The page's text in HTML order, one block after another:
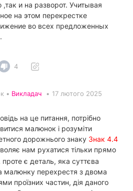
и на разворот. Учитывая
на этом перекрестке
во всех предложенных
4
• Викладач • 17 лютого 2025
на це питання, потрібно
малюнок і розуміти
дорожнього знаку Знак 4.4
нам рухатися тільки прямо
є деталь, яка суттєва
малюнку перехрестя з двома
проїзних частин, дія даного